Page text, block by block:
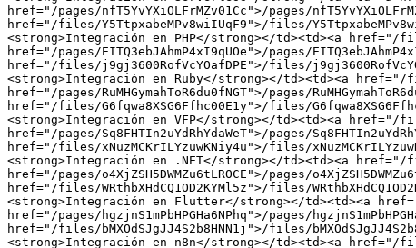
href="/pages/nfT5YvYXiOLFrMZv01Cc">/pages/
href="/files/Y5TtpxabeMPv8wiIUqF9">/files/
<strong>Integración en PHP</strong></td><td><a href="/
href="/pages/EITQ3ebJAhmP4xI9qUOe">/pages/
href="/files/j9gj3600RofVcYOafDPE">/files/
<strong>Integración en Ruby</strong></td><td><a href="/
href="/pages/RuMHGymahToR6du0fNGT">/pages/
href="/files/G6fqwa8XSG6Ffhc00E1y">/files/
<strong>Integración en VFP</strong></td><td><a href="/
href="/pages/Sq8FHTIn2uYdRhYdaWeT">/pages/
href="/files/xNuzMCKrILYzuwKNiy4u">/files/
<strong>Integración en .NET</strong></td><td><a href="/
href="/pages/o4XjZSH5DWMZu6tLROCE">/pages/
href="/files/WRthbXHdCQ1OD2KYMl5z">/files/
<strong>Integración en Flutter</strong></td><td><a href="/
href="/pages/hgzjnS1mPbHPGHa6NPhq">/pages/
href="/files/bMXOdSJgJJ4S2b8HNN1j">/files/
<strong>Integración en n8n</strong></td><td><a href="/files/